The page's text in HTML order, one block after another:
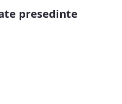
presedinte